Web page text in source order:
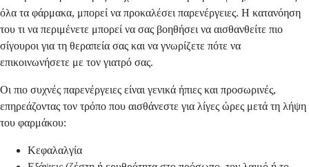
όλα τα φάρμακα, μπορεί να προκαλέσει παρενέργειες. Η κατανόηση
του τι να περιμένετε μπορεί να σας βοηθήσει να αισθανθείτε πιο
σίγουροι για τη θεραπεία σας και να γνωρίζετε πότε να
επικοινωνήσετε με τον γιατρό σας.
Οι πιο συχνές παρενέργειες είναι γενικά ήπιες και προσωρινές,
επηρεάζοντας τον τρόπο που αισθάνεστε για λίγες ώρες μετά τη λήψη
του φαρμάκου:
Κεφαλαλγία